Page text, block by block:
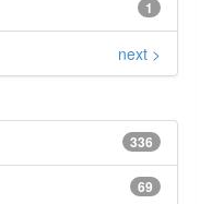
1
next >
336
69